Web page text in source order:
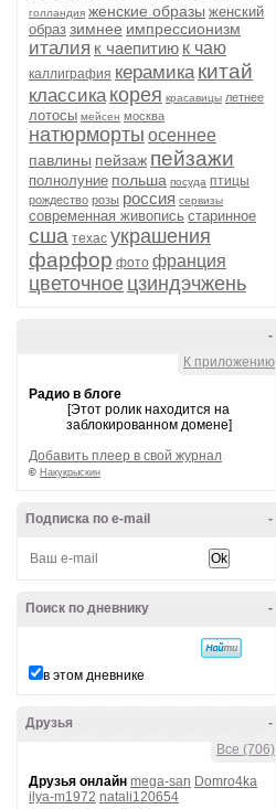
голландия женские образы женский
образ зимнее импрессионизм
италия к чаепитию к чаю
каллиграфия керамика китай
классика корея красавицы летнее
лотосы мейсен москва
натюрморты осеннее
павлины пейзаж пейзажи
полнолуние польша посуда птицы
рождество розы россия сервизы
современная живопись старинное
сша техас украшения
фарфор фото франция
цветочное цзиндэчжень
-
К приложению
Радио в блоге
[Этот ролик находится на
заблокированном домене]
Добавить плеер в свой журнал
© Накукрыскин
-
Подписка по e-mail
-
Поиск по дневнику
в этом дневнике
-
Друзья
Все (706)
Друзья онлайн mega-san Domro4ka
ilya-m1972 natali120654